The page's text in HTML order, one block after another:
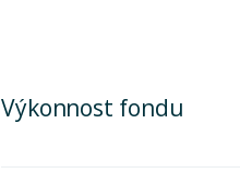
Výkonnost fondu